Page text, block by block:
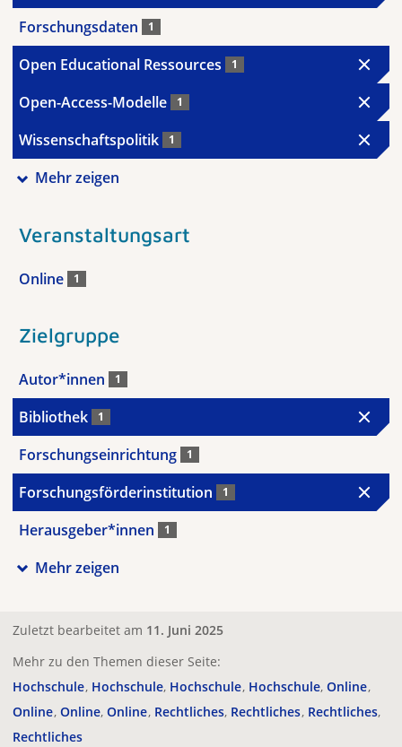
Forschungsdaten 1
Open Educational Ressources 1
Open-Access-Modelle 1
Wissenschaftspolitik 1
Mehr zeigen
Veranstaltungsart
Online 1
Zielgruppe
Autor*innen 1
Bibliothek 1
Forschungseinrichtung 1
Forschungsförderinstitution 1
Herausgeber*innen 1
Mehr zeigen
Zuletzt bearbeitet am 11. Juni 2025
Mehr zu den Themen dieser Seite:
Hochschule Hochschule Hochschule Hochschule Online
Online Online Online Rechtliches Rechtliches Rechtliches
Rechtliches